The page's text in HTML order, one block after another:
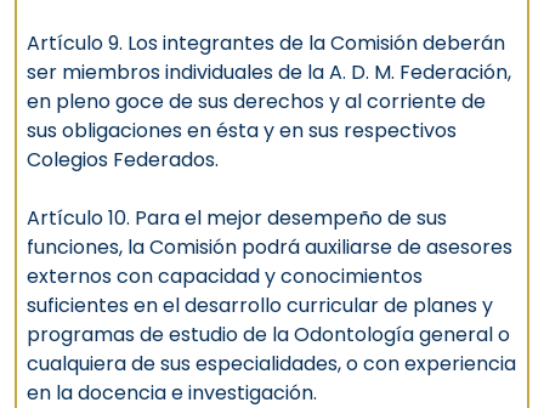
Artículo 9. Los integrantes de la Comisión deberán
ser miembros individuales de la A. D. M. Federación,
en pleno goce de sus derechos y al corriente de
sus obligaciones en ésta y en sus respectivos
Colegios Federados.
Artículo 10. Para el mejor desempeño de sus
funciones, la Comisión podrá auxiliarse de asesores
externos con capacidad y conocimientos
suficientes en el desarrollo curricular de planes y
programas de estudio de la Odontología general o
cualquiera de sus especialidades, o con experiencia
en la docencia e investigación.